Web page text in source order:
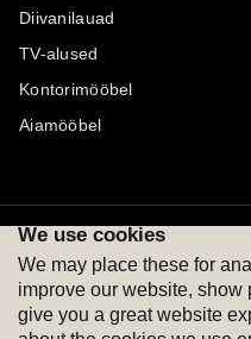
Diivanilauad
TV-alused
Kontorimööbel
Aiamööbel
Maksevõimalused
We use cookies
We may place these for
improve our website,
give you a great website